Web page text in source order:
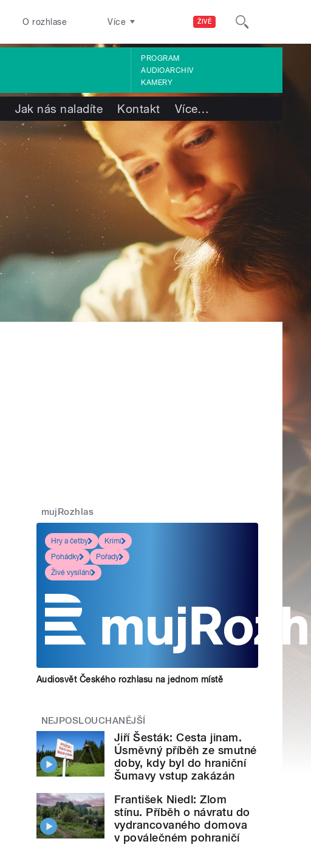
ŽIVĚ
O rozhlase Více
PROGRAM
AUDIOARCHIV
KAMERY
Jak nás naladíte Kontakt Více…
mujRozhlas
Hry a četby
Krimi
Pohádky
Pořady
Živé vysílání
Audiosvět Českého rozhlasu na jednom místě
NEJPOSLOUCHANĚJŠÍ
Jiří Šesták: Cesta jinam.
Úsměvný příběh ze smutné
doby, kdy byl do hraniční
Šumavy vstup zakázán
František Niedl: Zlom
stínu. Příběh o návratu do
vydrancovaného domova
v poválečném pohraničí